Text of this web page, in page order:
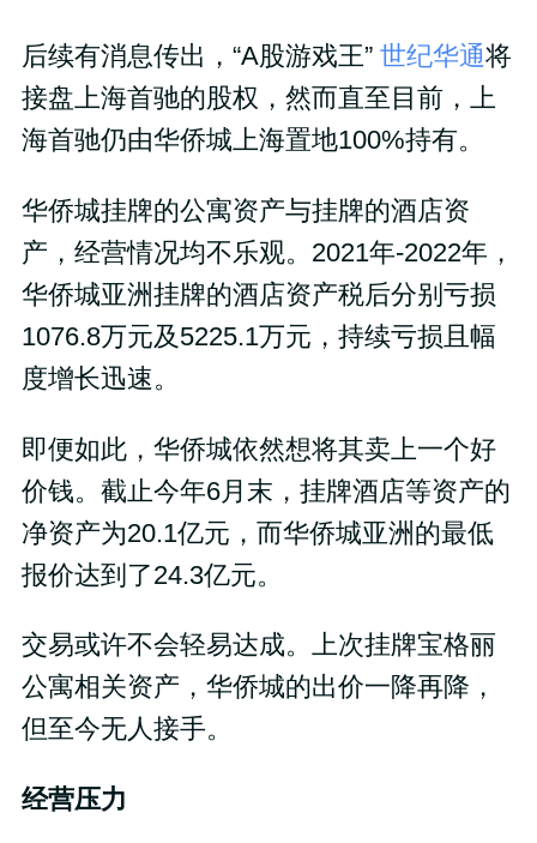
后续有消息传出，“A股游戏王” 世纪华通将
接盘上海首驰的股权，然而直至目前，上
海首驰仍由华侨城上海置地100%持有。
华侨城挂牌的公寓资产与挂牌的酒店资
产，经营情况均不乐观。2021年-2022年，
华侨城亚洲挂牌的酒店资产税后分别亏损
1076.8万元及5225.1万元，持续亏损且幅
度增长迅速。
即便如此，华侨城依然想将其卖上一个好
价钱。截止今年6月末，挂牌酒店等资产的
净资产为20.1亿元，而华侨城亚洲的最低
报价达到了24.3亿元。
交易或许不会轻易达成。上次挂牌宝格丽
公寓相关资产，华侨城的出价一降再降，
但至今无人接手。
经营压力